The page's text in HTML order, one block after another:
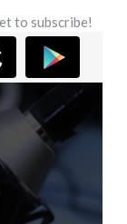
to subscribe!